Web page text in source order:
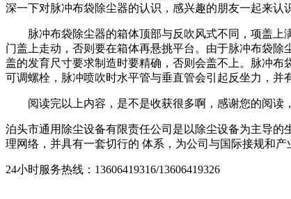
深一下对脉冲布袋除尘器的认识，感兴趣的朋友一起来
脉冲布袋除尘器的箱体顶部与反吹风式不同，项盖上
门盖上走动，否则要在箱体再悬挑平台。由于脉冲布袋
盖的发育尺寸要求制造时要精确，否则会盖不上。脉冲
可调螺栓，脉冲喷吹时水平管与垂直管会引起反坐力，并
阅读完以上内容，是不是收获很多啊，感谢您的阅读，
泊头市通用除尘设备有限责任公司是以除尘设备为主导
理网络，并具有一套切行的 体系，为公司与国际接规和产
24小时服务热线：13606419316/13606419326